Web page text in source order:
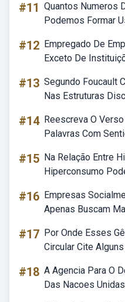
#11 Quantos Numeros
Podemos Formar
#12 Empregado De
Exceto De
#13 Segundo Foucault
Nas Estruturas
#14 Reescreva O
Palavras Com
#15 Na Relação Entre
Hiperconsumo
#16 Empresas
Apenas Buscam
#17 Por Onde Esses
Circular Cite
#18 A Agencia Para O
Das Nacoes